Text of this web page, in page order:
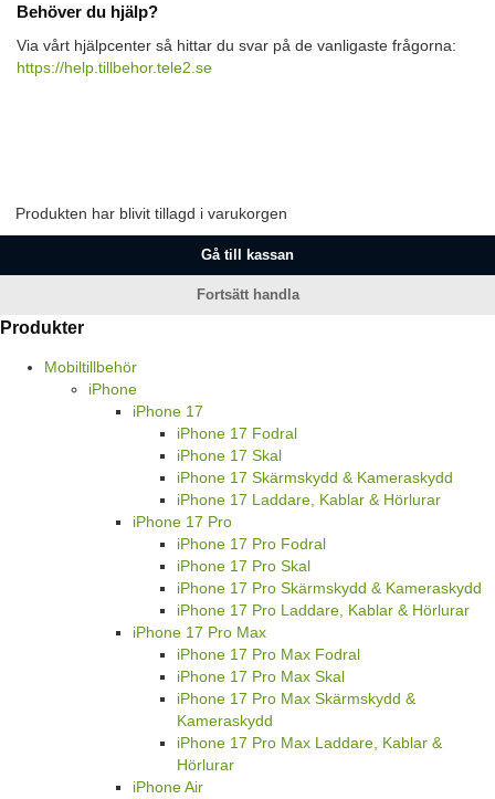
Behöver du hjälp?
Via vårt hjälpcenter så hittar du svar på de vanligaste frågorna:
https://help.tillbehor.tele2.se
Produkten har blivit tillagd i varukorgen
Gå till kassan
Fortsätt handla
Produkter
Mobiltillbehör
iPhone
iPhone 17
iPhone 17 Fodral
iPhone 17 Skal
iPhone 17 Skärmskydd & Kameraskydd
iPhone 17 Laddare, Kablar & Hörlurar
iPhone 17 Pro
iPhone 17 Pro Fodral
iPhone 17 Pro Skal
iPhone 17 Pro Skärmskydd & Kameraskydd
iPhone 17 Pro Laddare, Kablar & Hörlurar
iPhone 17 Pro Max
iPhone 17 Pro Max Fodral
iPhone 17 Pro Max Skal
iPhone 17 Pro Max Skärmskydd &
Kameraskydd
iPhone 17 Pro Max Laddare, Kablar &
Hörlurar
iPhone Air